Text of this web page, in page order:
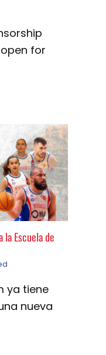
for
la Escuela de
ya tiene
nueva